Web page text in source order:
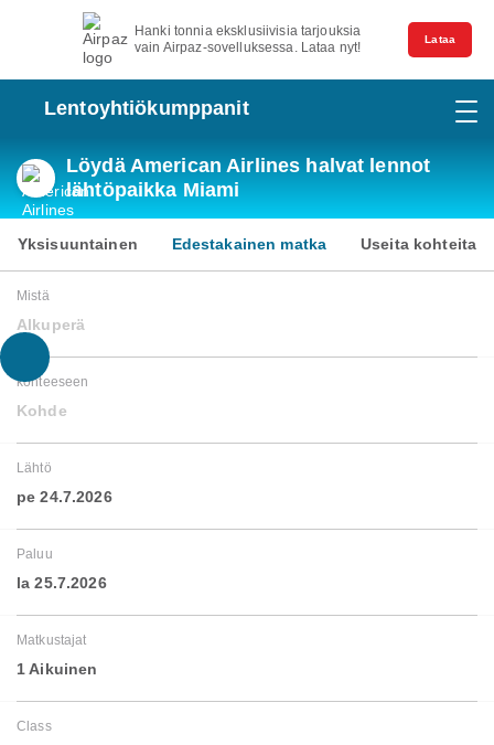
Hanki tonnia eksklusiivisia tarjouksia
vain Airpaz-sovelluksessa. Lataa nyt!
Lataa
Lentoyhtiökumppanit
Löydä American Airlines halvat lennot
lähtöpaikka Miami
Yksisuuntainen Edestakainen matka Useita kohteita
Mistä
Alkuperä
kohteeseen
Kohde
Lähtö
pe 24.7.2026
Paluu
la 25.7.2026
Matkustajat
1 Aikuinen
Class